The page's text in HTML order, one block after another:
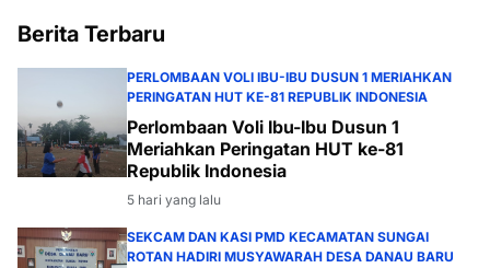
Berita Terbaru
PERLOMBAAN VOLI IBU-IBU DUSUN 1 MERIAHKAN
PERINGATAN HUT KE-81 REPUBLIK INDONESIA
Perlombaan Voli Ibu-Ibu Dusun 1
Meriahkan Peringatan HUT ke-81
Republik Indonesia
5 hari yang lalu
SEKCAM DAN KASI PMD KECAMATAN SUNGAI
ROTAN HADIRI MUSYAWARAH DESA DANAU BARU